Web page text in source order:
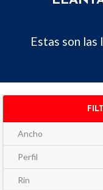
Estas son las